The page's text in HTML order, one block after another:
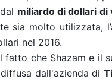
miliardo di dollari di
sia molto utilizzata,
nel 2016.
fatto che Shazam e il
dall'azienda di